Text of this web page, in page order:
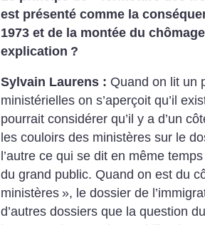
est présenté comme la
1973 et de la montée du
explication ?
Sylvain Laurens : Quand on lit un
ministérielles on s’aperçoit qu’il
pourrait considérer qu’il y a d’un
les couloirs des ministères sur le
l’autre ce qui se dit en même
du grand public. Quand on est du
ministères », le dossier de
d’autres dossiers que la question